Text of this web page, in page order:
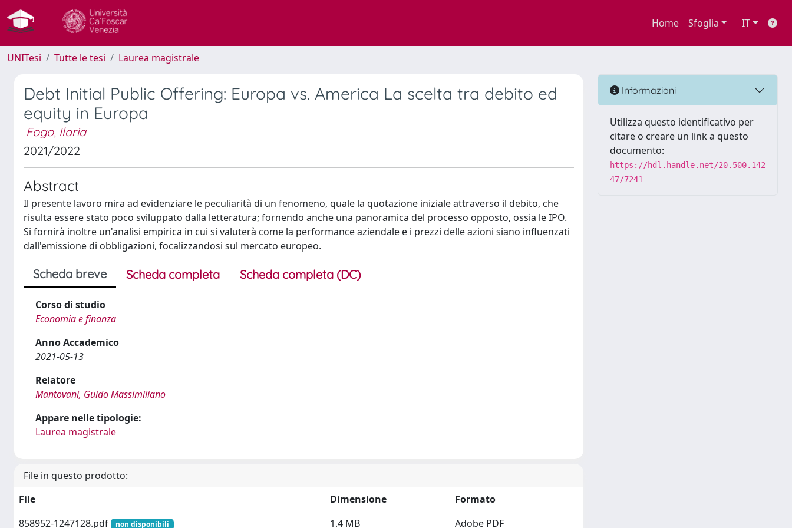
Home Sfoglia IT
UNITesi Tutte le tesi Laurea magistrale
Debt Initial Public Offering: Europa vs. America La scelta tra debito ed
equity in Europa
Fogo, Ilaria
2021/2022
Abstract
Il presente lavoro mira ad evidenziare le peculiarità di un fenomeno, quale la quotazione iniziale attraverso il debito, che
risulta essere stato poco sviluppato dalla letteratura; fornendo anche una panoramica del processo opposto, ossia le IPO.
Si fornirà inoltre un'analisi empirica in cui si valuterà come la performance aziendale e i prezzi delle azioni siano influenzati
dall'emissione di obbligazioni, focalizzandosi sul mercato europeo.
Scheda breve Scheda completa Scheda completa (DC)
Corso di studio
Economia e finanza
Anno Accademico
2021-05-13
Relatore
Mantovani, Guido Massimiliano
Appare nelle tipologie:
Laurea magistrale
File in questo prodotto:
File
Dimensione
Formato
858952-1247128.pdf
non disponibili 1.4 MB Adobe PDF
Informazioni
Utilizza questo identificativo per
citare o creare un link a questo
documento:
https://hdl.handle.net/20.500.142
47/7241